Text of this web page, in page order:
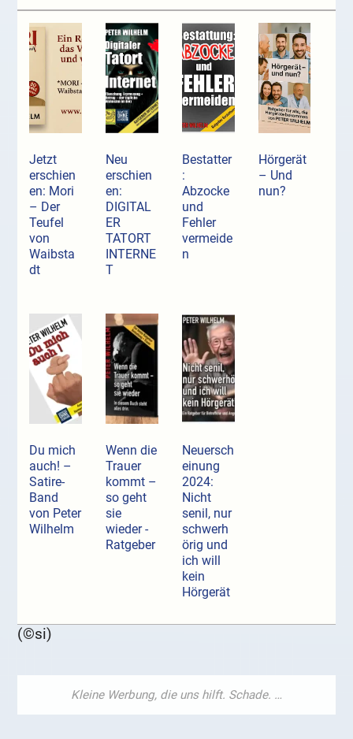
Jetzt
erschien
en: Mori
– Der
Teufel
von
Waibsta
dt
Neu
erschien
en:
DIGITAL
ER
TATORT
INTERNE
T
Bestatter
:
Abzocke
und
Fehler
vermeide
n
Hörgerät
– Und
nun?
Du mich
auch! –
Satire-
Band
von Peter
Wilhelm
Wenn die
Trauer
kommt –
so geht
sie
wieder -
Ratgeber
Neuersch
einung
2024:
Nicht
senil, nur
schwerh
örig und
ich will
kein
Hörgerät
(©si)